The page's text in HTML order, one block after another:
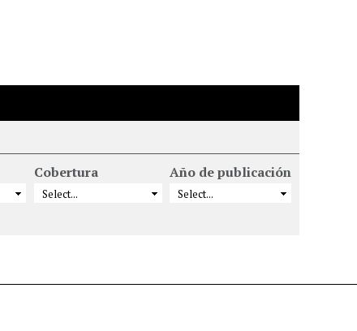
Cobertura Año de publicación